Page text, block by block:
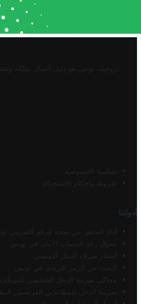
تروفيت تونس هو دليل أعمال تملكه
سياسة الخصوصية
شروط وأحكام الاستخدام
أدواتنا
أداة التحقق من صحة الرقم الضريبي
محول رقم الحساب الآيبان في تونس
أسعار صرف الدينار التونسي
البحث عن الرمز البريدي في تونس
محاكي ضريبة الدخل الشخصي للموظف/
ضريبة الدخل للمتقاعدين الفرنسيين